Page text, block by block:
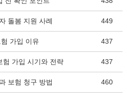
돌봄 지원 사례 449
가입 이유 437
험 가입 시기와 전략 437
보험 청구 방법 460